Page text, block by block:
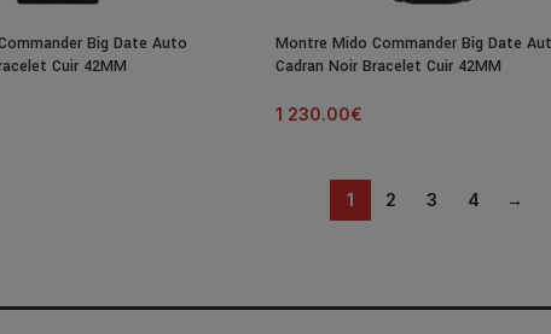
Big Date Auto
Cuir 42MM
Montre Mido Commander Big Date
Cadran Noir Bracelet Cuir 42MM
1 230.00€
1 2 3 4 →